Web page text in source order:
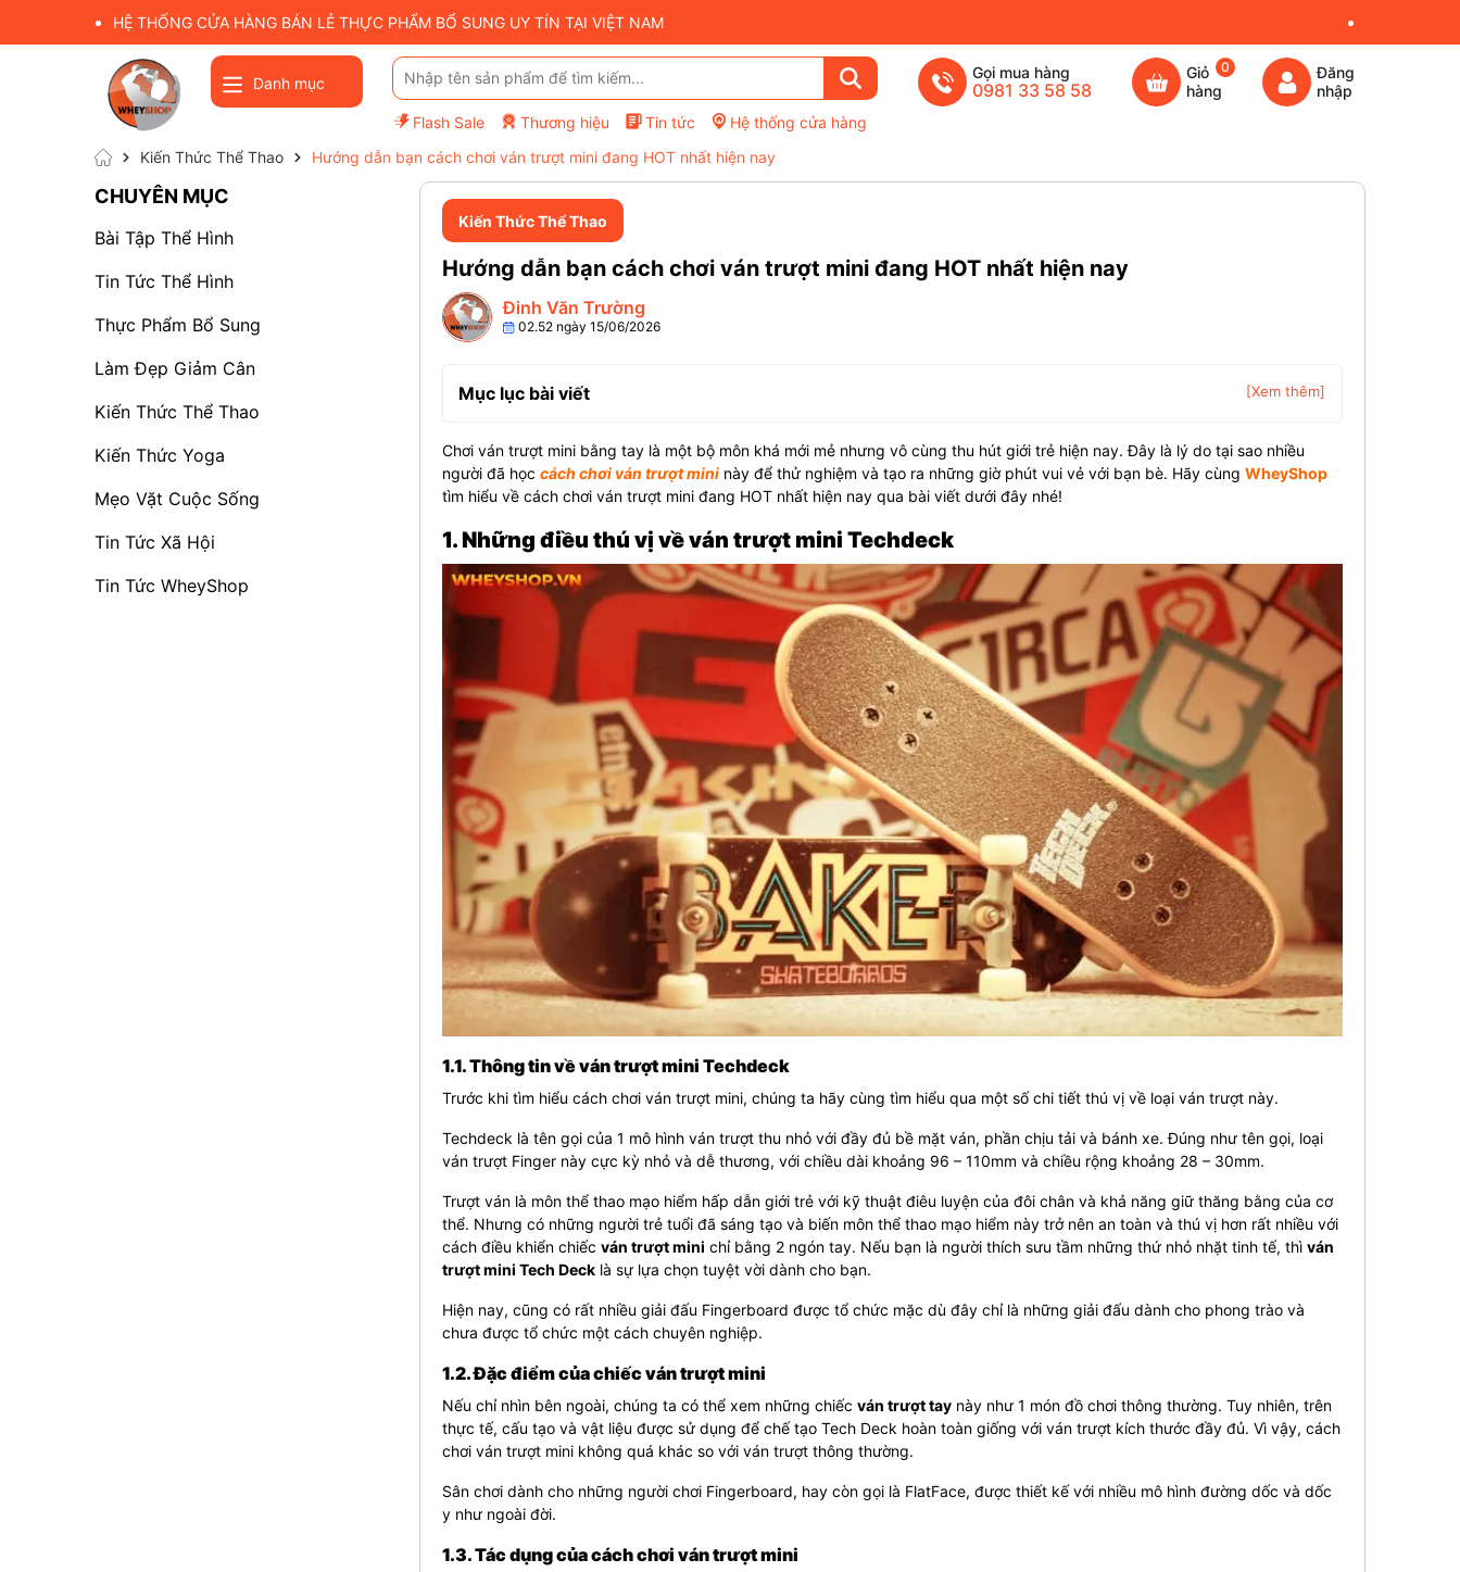
HỆ THỐNG CỬA HÀNG BÁN LẺ THỰC PHẨM BỔ SUNG UY TÍN TẠI VIỆT NAM
Danh mục
Flash Sale Thương hiệu Tin tức Hệ thống cửa hàng
Gọi mua hàng
0981 33 58 58
Giỏ
hàng
0
Đăng
nhập
Kiến Thức Thể Thao Hướng dẫn bạn cách chơi ván trượt mini đang HOT nhất hiện nay
Kiến Thức Thể Thao
Hướng dẫn bạn cách chơi ván trượt mini đang HOT nhất hiện nay
Đinh Văn Trường
02.52 ngày 15/06/2026
Mục lục bài viết [Xem thêm]
Chơi ván trượt mini bằng tay là một bộ môn khá mới mẻ nhưng vô cùng thu hút giới trẻ hiện nay. Đây là lý do tại sao nhiều
người đã học cách chơi ván trượt mininày để thử nghiệm và tạo ra những giờ phút vui vẻ với bạn bè. Hãy cùng WheyShop
tìm hiểu về cách chơi ván trượt mini đang HOT nhất hiện nay qua bài viết dưới đây nhé!
1. Những điều thú vị về ván trượt mini Techdeck
1.1. Thông tin về ván trượt mini Techdeck
Trước khi tìm hiểu cách chơi ván trượt mini, chúng ta hãy cùng tìm hiểu qua một số chi tiết thú vị về loại ván trượt này.
Techdeck là tên gọi của 1 mô hình ván trượt thu nhỏ với đầy đủ bề mặt ván, phần chịu tải và bánh xe. Đúng như tên gọi, loại
ván trượt Finger này cực kỳ nhỏ và dễ thương, với chiều dài khoảng 96 – 110mm và chiều rộng khoảng 28 – 30mm.
Trượt ván là môn thể thao mạo hiểm hấp dẫn giới trẻ với kỹ thuật điêu luyện của đôi chân và khả năng giữ thăng bằng của cơ
thể. Nhưng có những người trẻ tuổi đã sáng tạo và biến môn thể thao mạo hiểm này trở nên an toàn và thú vị hơn rất nhiều với
cách điều khiển chiếc ván trượt mini chỉ bằng 2 ngón tay. Nếu bạn là người thích sưu tầm những thứ nhỏ nhặt tinh tế, thì ván
trượt mini Tech Decklà sự lựa chọn tuyệt vời dành cho bạn.
Hiện nay, cũng có rất nhiều giải đấu Fingerboard được tổ chức mặc dù đây chỉ là những giải đấu dành cho phong trào và
chưa được tổ chức một cách chuyên nghiệp.
1.2. Đặc điểm của chiếc ván trượt mini
Nếu chỉ nhìn bên ngoài, chúng ta có thể xem những chiếc ván trượt taynày như 1 món đồ chơi thông thường. Tuy nhiên, trên
thực tế, cấu tạo và vật liệu được sử dụng để chế tạo Tech Deck hoàn toàn giống với ván trượt kích thước đầy đủ. Vì vậy, cách
chơi ván trượt mini không quá khác so với ván trượt thông thường.
Sân chơi dành cho những người chơi Fingerboard, hay còn gọi là FlatFace, được thiết kế với nhiều mô hình đường dốc và dốc
y như ngoài đời.
1.3. Tác dụng của cách chơi ván trượt mini
CHUYÊN MỤC
Bài Tập Thể Hình
Tin Tức Thể Hình
Thực Phẩm Bổ Sung
Làm Đẹp Giảm Cân
Kiến Thức Thể Thao
Kiến Thức Yoga
Mẹo Vặt Cuộc Sống
Tin Tức Xã Hội
Tin Tức WheyShop